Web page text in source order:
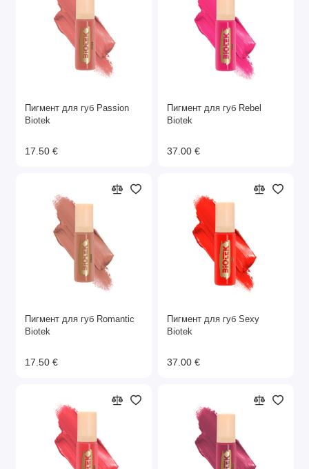
Пигмент для губ Passion
Biotek
17.50 €
Пигмент для губ Rebel
Biotek
37.00 €
Пигмент для губ Romantic
Biotek
17.50 €
Пигмент для губ Sexy
Biotek
37.00 €